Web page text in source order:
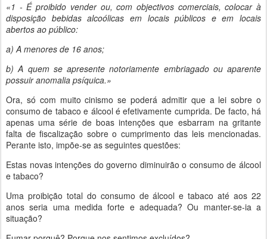
«1 - É proibido vender ou, com objectivos comerciais, colocar à
disposição bebidas alcoólicas em locais públicos e em locais
abertos ao público:
a) A menores de 16 anos;
b) A quem se apresente notoriamente embriagado ou aparente
possuir anomalia psíquica.»
Ora, só com muito cinismo se poderá admitir que a lei sobre o
consumo de tabaco e álcool é efetivamente cumprida. De facto, há
apenas uma série de boas intenções que esbarram na gritante
falta de fiscalização sobre o cumprimento das leis mencionadas.
Perante isto, impõe-se as seguintes questões:
Estas novas intenções do governo diminuirão o consumo de álcool
e tabaco?
Uma proibição total do consumo de álcool e tabaco até aos 22
anos seria uma medida forte e adequada? Ou manter-se-ia a
situação?